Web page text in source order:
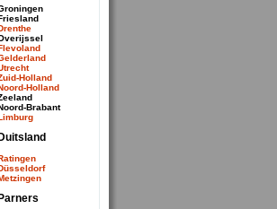
Holland
Holland
Brabant
Duitsland
Parners